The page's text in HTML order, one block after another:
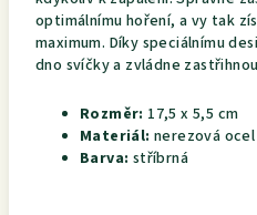
optimálnímu hoření, a vy tak
maximum. Díky speciálnímu
dno svíčky a zvládne
Rozměr: 17,5 x 5,5 cm
Materiál: nerezová ocel
Barva: stříbrná